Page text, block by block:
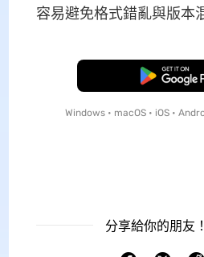
容易避免格式錯亂與版本
免費下載
Windows • macOS • iOS •
分享給你的朋友！